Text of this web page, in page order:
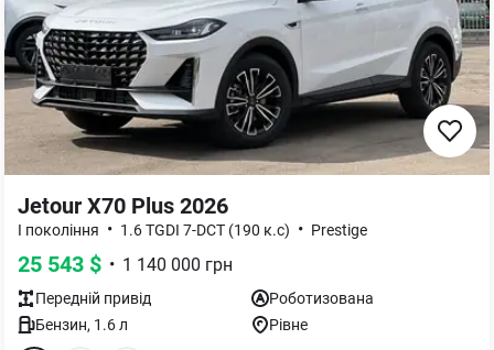
Jetour X70 Plus 2026
I покоління • 1.6 TGDI 7-DCT (190 к.с) • Prestige
25 543 $ • 1 140 000 грн
Передній привід
Роботизована
Бензин, 1.6л Рівне